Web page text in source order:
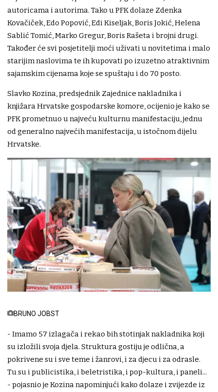
autoricama i autorima. Tako u PFK dolaze Zdenka
Kovačiček, Edo Popović, Edi Kiseljak, Boris Jokić, Helena
Sablić Tomić, Marko Gregur, Boris Rašeta i brojni drugi.
Također će svi posjetitelji moći uživati u novitetima i malo
starijim naslovima te ih kupovati po izuzetno atraktivnim
sajamskim cijenama koje se spuštaju i do 70 posto.
Slavko Kozina, predsjednik Zajednice nakladnika i
knjižara Hrvatske gospodarske komore, ocijenio je kako se
PFK prometnuo u najveću kulturnu manifestaciju, jednu
od generalno najvećih manifestacija, u istočnom dijelu
Hrvatske.
BRUNO JOBST
- Imamo 57 izlagača i rekao bih stotinjak nakladnika koji
su izložili svoja djela. Struktura gostiju je odlična, a
pokrivene su i sve teme i žanrovi, i za djecu i za odrasle.
Tu su i publicistika, i beletristika, i pop-kultura, i paneli...
- pojasnio je Kozina napominjući kako dolaze i zvijezde iz